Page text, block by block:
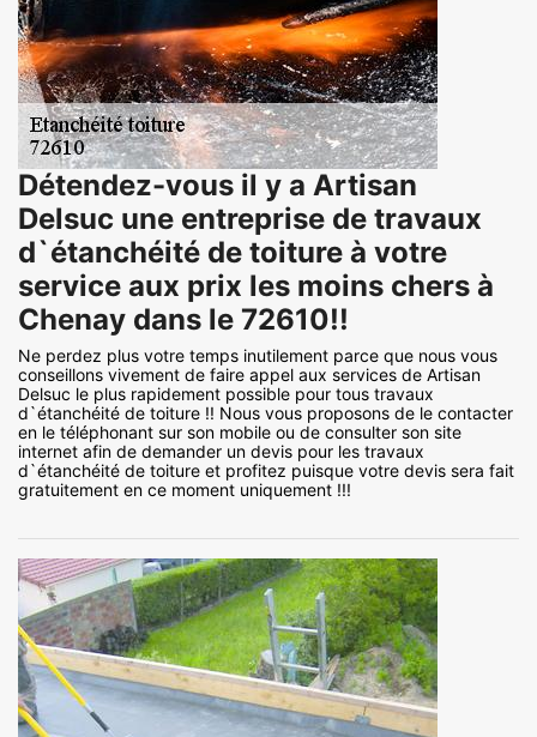
Détendez-vous il y a Artisan
Delsuc une entreprise de travaux
d`étanchéité de toiture à votre
service aux prix les moins chers à
Chenay dans le 72610!!
Ne perdez plus votre temps inutilement parce que nous vous
conseillons vivement de faire appel aux services de Artisan
Delsuc le plus rapidement possible pour tous travaux
d`étanchéité de toiture !! Nous vous proposons de le contacter
en le téléphonant sur son mobile ou de consulter son site
internet afin de demander un devis pour les travaux
d`étanchéité de toiture et profitez puisque votre devis sera fait
gratuitement en ce moment uniquement !!!